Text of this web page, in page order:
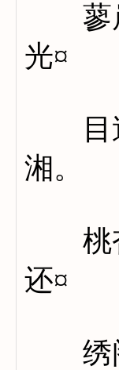
蓼岸
光¤
目送
湘。
桃杏
还¤
绣阁